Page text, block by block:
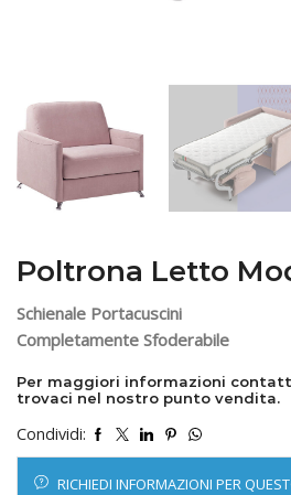
Poltrona Letto
Schienale Portacuscini
Completamente Sfoderabile
Per maggiori informazioni
trovaci nel nostro punto vendita.
Condividi:
RICHIEDI INFORMAZIONI PER